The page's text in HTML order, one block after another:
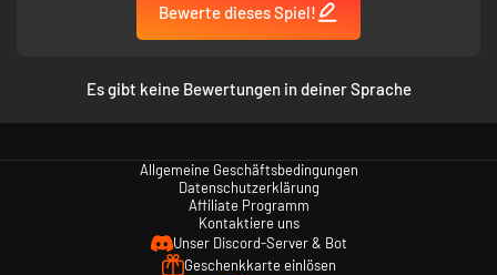
Bewerte dieses Spiel!
Es gibt keine Bewertungen in deiner Sprache
Allgemeine Geschäftsbedingungen
Datenschutzerklärung
Affiliate Programm
Kontaktiere uns
Unser Discord-Server & Bot
Geschenkkarte einlösen